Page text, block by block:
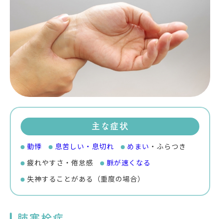
主な症状
動悸 息苦しい・息切れ めまい ・ふらつき
疲れやすさ・倦怠感
脈が速くなる
失神することがある（重度の場合）